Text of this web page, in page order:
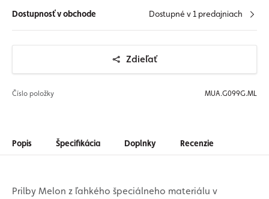
Dostupnosť v obchode Dostupné v 1 predajniach
Zdieľať
Číslo položky MUA.G099G.ML
Popis Špecifikácia Doplnky Recenzie
Prilby Melon z ľahkého špeciálneho materiálu v